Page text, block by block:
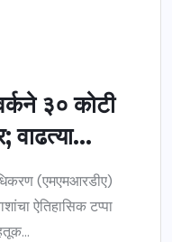
३० कोटी
वाढत्या...
(एमएमआरडीए)
ऐतिहासिक टप्पा